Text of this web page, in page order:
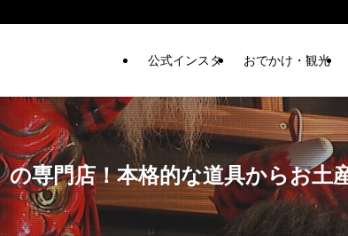
公式インスタ おでかけ・観光
専門店！本格的な道具からお土